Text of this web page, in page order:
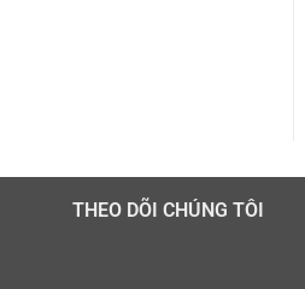
THEO DÕI CHÚNG TÔI